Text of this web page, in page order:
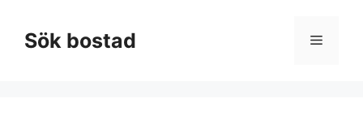
innehållSök bostad Meny